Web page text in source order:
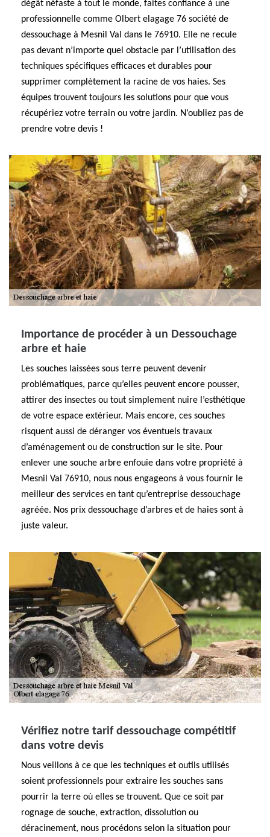
dégât néfaste à tout le monde, faites confiance à une
professionnelle comme Olbert elagage 76 société de
dessouchage à Mesnil Val dans le 76910. Elle ne recule
pas devant n’importe quel obstacle par l’utilisation des
techniques spécifiques efficaces et durables pour
supprimer complètement la racine de vos haies. Ses
équipes trouvent toujours les solutions pour que vous
récupériez votre terrain ou votre jardin. N’oubliez pas de
prendre votre devis !
Importance de procéder à un Dessouchage
arbre et haie
Les souches laissées sous terre peuvent devenir
problématiques, parce qu’elles peuvent encore pousser,
attirer des insectes ou tout simplement nuire l’esthétique
de votre espace extérieur. Mais encore, ces souches
risquent aussi de déranger vos éventuels travaux
d’aménagement ou de construction sur le site. Pour
enlever une souche arbre enfouie dans votre propriété à
Mesnil Val 76910, nous nous engageons à vous fournir le
meilleur des services en tant qu’entreprise dessouchage
agréée. Nos prix dessouchage d’arbres et de haies sont à
juste valeur.
Vérifiez notre tarif dessouchage compétitif
dans votre devis
Nous veillons à ce que les techniques et outils utilisés
soient professionnels pour extraire les souches sans
pourrir la terre où elles se trouvent. Que ce soit par
rognage de souche, extraction, dissolution ou
déracinement, nous procédons selon la situation pour